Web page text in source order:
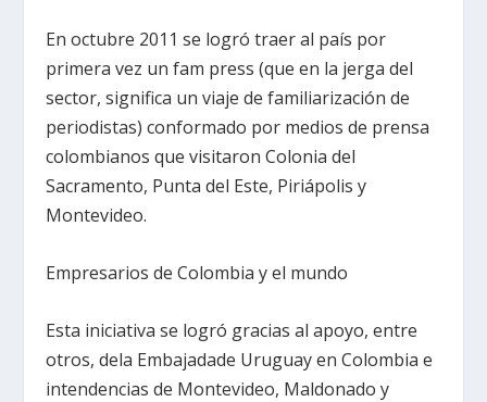
En octubre 2011 se logró traer al país por
primera vez un fam press (que en la jerga del
sector, significa un viaje de familiarización de
periodistas) conformado por medios de prensa
colombianos que visitaron Colonia del
Sacramento, Punta del Este, Piriápolis y
Montevideo.
Empresarios de Colombia y el mundo
Esta iniciativa se logró gracias al apoyo, entre
otros, dela Embajadade Uruguay en Colombia e
intendencias de Montevideo, Maldonado y